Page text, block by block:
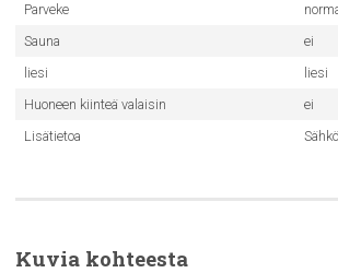
Parveke
Sauna
ei
liesi
liesi
Huoneen kiinteä valaisin
ei
Lisätietoa
Kuvia kohteesta